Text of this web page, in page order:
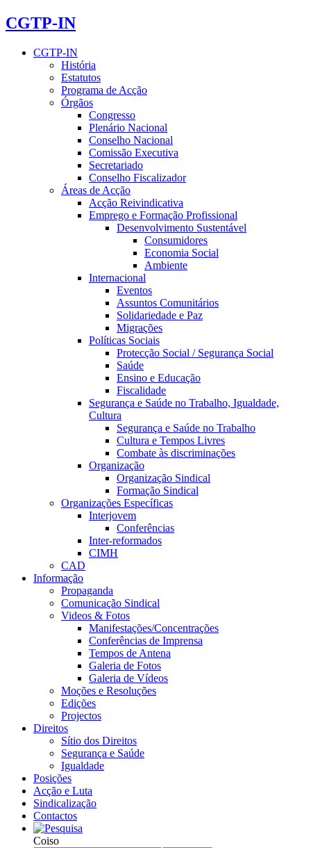
CGTP-IN
CGTP-IN
História
Estatutos
Programa de Acção
Órgãos
Congresso
Plenário Nacional
Conselho Nacional
Comissão Executiva
Secretariado
Conselho Fiscalizador
Áreas de Acção
Acção Reivindicativa
Emprego e Formação Profissional
Desenvolvimento Sustentável
Consumidores
Economia Social
Ambiente
Internacional
Eventos
Assuntos Comunitários
Solidariedade e Paz
Migrações
Políticas Sociais
Protecção Social / Segurança Social
Saúde
Ensino e Educação
Fiscalidade
Segurança e Saúde no Trabalho, Igualdade,
Cultura
Segurança e Saúde no Trabalho
Cultura e Tempos Livres
Combate às discriminações
Organização
Organização Sindical
Formação Sindical
Organizações Específicas
Interjovem
Conferências
Inter-reformados
CIMH
CAD
Informação
Propaganda
Comunicação Sindical
Videos & Fotos
Manifestações/Concentrações
Conferências de Imprensa
Tempos de Antena
Galeria de Fotos
Galeria de Vídeos
Moções e Resoluções
Edições
Projectos
Direitos
Sítio dos Direitos
Segurança e Saúde
Igualdade
Posições
Acção e Luta
Sindicalização
Contactos
Coiso